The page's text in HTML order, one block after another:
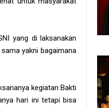
yang di laksanakan
yakni bagaimana
kegiatan Bakti
hari ini tetapi bisa